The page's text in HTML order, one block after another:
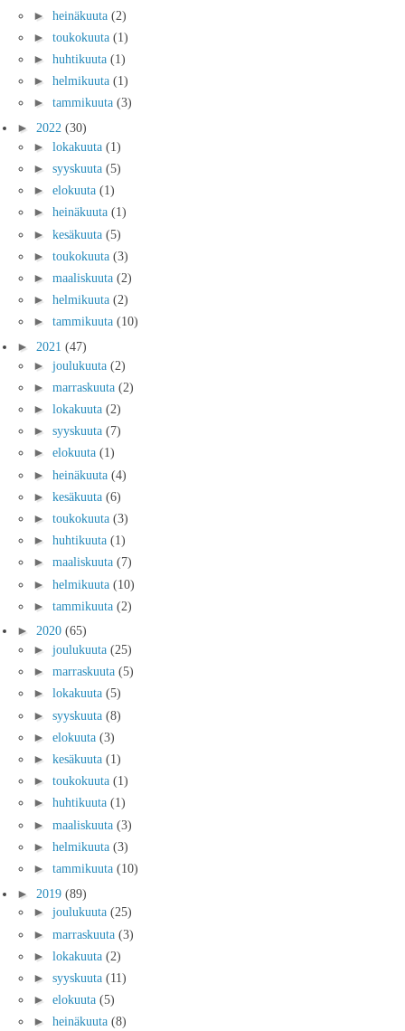
► heinäkuuta (2)
► toukokuuta (1)
► huhtikuuta (1)
► helmikuuta (1)
► tammikuuta (3)
► 2022 (30)
► lokakuuta (1)
► syyskuuta (5)
► elokuuta (1)
► heinäkuuta (1)
► kesäkuuta (5)
► toukokuuta (3)
► maaliskuuta (2)
► helmikuuta (2)
► tammikuuta (10)
► 2021 (47)
► joulukuuta (2)
► marraskuuta (2)
► lokakuuta (2)
► syyskuuta (7)
► elokuuta (1)
► heinäkuuta (4)
► kesäkuuta (6)
► toukokuuta (3)
► huhtikuuta (1)
► maaliskuuta (7)
► helmikuuta (10)
► tammikuuta (2)
► 2020 (65)
► joulukuuta (25)
► marraskuuta (5)
► lokakuuta (5)
► syyskuuta (8)
► elokuuta (3)
► kesäkuuta (1)
► toukokuuta (1)
► huhtikuuta (1)
► maaliskuuta (3)
► helmikuuta (3)
► tammikuuta (10)
► 2019 (89)
► joulukuuta (25)
► marraskuuta (3)
► lokakuuta (2)
► syyskuuta (11)
► elokuuta (5)
► heinäkuuta (8)